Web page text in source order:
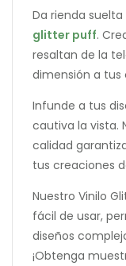
Da rienda
glitter puff.
resaltan de la
dimensión a tus
Infunde a tus
cautiva la vista.
calidad
tus creaciones
Nuestro Vinilo
fácil de usar,
diseños
¡Obtenga